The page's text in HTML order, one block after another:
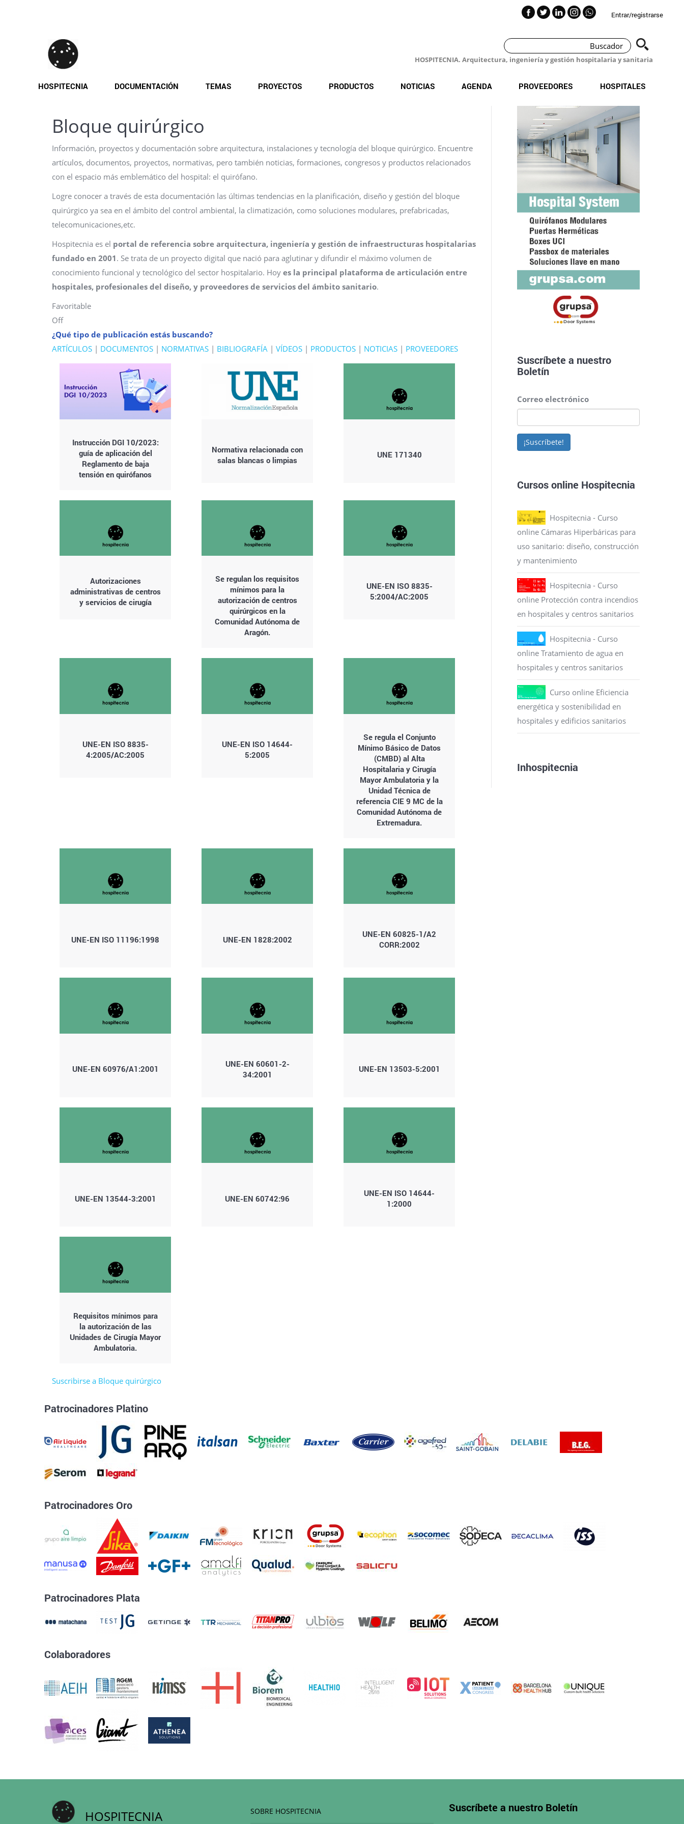
Entrar/registrarse
HOSPITECNIA. Arquitectura, ingeniería y gestión hospitalaria y sanitaria
HOSPITECNIA DOCUMENTACIÓN TEMAS PROYECTOS PRODUCTOS NOTICIAS AGENDA PROVEEDORES HOSPITALES
Bloque quirúrgico
Información, proyectos y documentación sobre arquitectura, instalaciones y tecnología del bloque quirúrgico. Encuentre
artículos, documentos, proyectos, normativas, pero también noticias, formaciones, congresos y productos relacionados
con el espacio más emblemático del hospital: el quirófano.
Logre conocer a través de esta documentación las últimas tendencias en la planificación, diseño y gestión del bloque
quirúrgico ya sea en el ámbito del control ambiental, la climatización, como soluciones modulares, prefabricadas,
telecomunicaciones,etc.
Hospitecnia es el portal de referencia sobre arquitectura, ingeniería y gestión de infraestructuras hospitalarias
fundado en 2001. Se trata de un proyecto digital que nació para aglutinar y difundir el máximo volumen de
conocimiento funcional y tecnológico del sector hospitalario. Hoy es la principal plataforma de articulación entre
hospitales, profesionales del diseño, y proveedores de servicios del ámbito sanitario.
Favoritable
Off
¿Qué tipo de publicación estás buscando?
ARTÍCULOS | DOCUMENTOS | NORMATIVAS | BIBLIOGRAFÍA | VÍDEOS | PRODUCTOS | NOTICIAS | PROVEEDORES
Instrucción DGI 10/2023:
guía de aplicación del
Reglamento de baja
tensión en quirófanos
Normativa relacionada con
salas blancas o limpias
UNE 171340
Autorizaciones
administrativas de centros
y servicios de cirugía
Se regulan los requisitos
mínimos para la
autorización de centros
quirúrgicos en la
Comunidad Autónoma de
Aragón.
UNE-EN ISO 8835-
5:2004/AC:2005
UNE-EN ISO 8835-
4:2005/AC:2005
UNE-EN ISO 14644-
5:2005
Se regula el Conjunto
Mínimo Básico de Datos
(CMBD) al Alta
Hospitalaria y Cirugía
Mayor Ambulatoria y la
Unidad Técnica de
referencia CIE 9 MC de la
Comunidad Autónoma de
Extremadura.
UNE-EN ISO 11196:1998 UNE-EN 1828:2002
UNE-EN 60825-1/A2
CORR:2002
UNE-EN 60976/A1:2001
UNE-EN 60601-2-
34:2001
UNE-EN 13503-5:2001
UNE-EN 13544-3:2001 UNE-EN 60742:96
UNE-EN ISO 14644-
1:2000
Requisitos mínimos para
la autorización de las
Unidades de Cirugía Mayor
Ambulatoria.
Suscribirse a Bloque quirúrgico
Suscríbete a nuestro
Boletín
Correo electrónico
¡Suscríbete!
Cursos online Hospitecnia
Hospitecnia - Curso
online Cámaras Hiperbáricas para
uso sanitario: diseño, construcción
y mantenimiento
Hospitecnia - Curso
online Protección contra incendios
en hospitales y centros sanitarios
Hospitecnia - Curso
online Tratamiento de agua en
hospitales y centros sanitarios
Curso online Eficiencia
energética y sostenibilidad en
hospitales y edificios sanitarios
Inhospitecnia
Patrocinadores Platino
Patrocinadores Oro
Patrocinadores Plata
Colaboradores
HOSPITECNIA SOBRE HOSPITECNIA Suscríbete a nuestro Boletín